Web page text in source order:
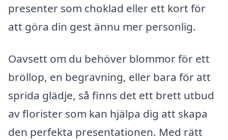
presenter som choklad eller ett kort för
att göra din gest ännu mer personlig.
Oavsett om du behöver blommor för ett
bröllop, en begravning, eller bara för att
sprida glädje, så finns det ett brett utbud
av florister som kan hjälpa dig att skapa
den perfekta presentationen. Med rätt